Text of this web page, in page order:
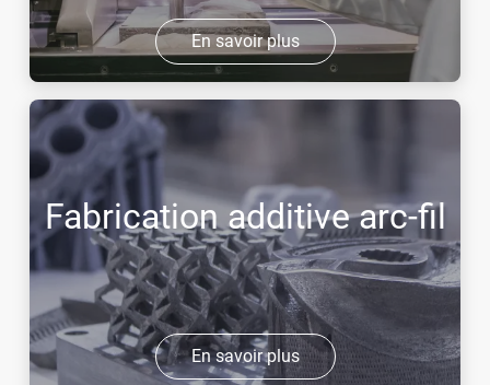
En savoir plus
Fabrication additive arc-fil
En savoir plus